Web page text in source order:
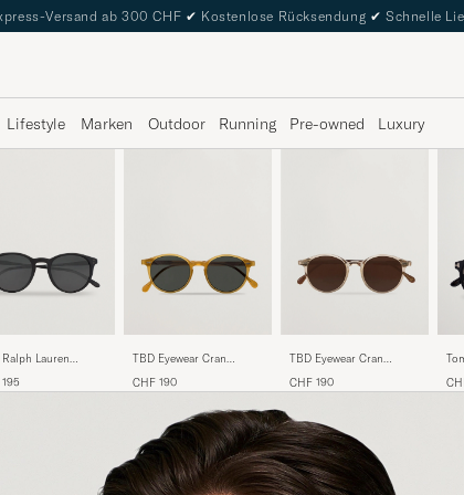
Versand ab 300 CHF ✔ Kostenlose Rücksendung ✔ Schnelle
Lifestyle Marken Outdoor Running Pre-owned Luxury
Lauren
Matte Black
TBD Eyewear Cran
CHF 190
TBD Eyewear Cran
CHF 190